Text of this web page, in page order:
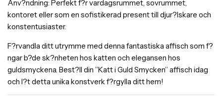
Anv?ndning: Perfekt f?r vardagsrummet, sovrummet,
kontoret eller som en sofistikerad present till djur?lskare och
konstentusiaster.
F?rvandla ditt utrymme med denna fantastiska affisch som f?
ngar b?de sk?nheten hos katten och elegansen hos
guldsmyckena. Best?ll din ”Katt i Guld Smycken” affisch idag
och l?t detta unika konstverk f?rgylla ditt hem!